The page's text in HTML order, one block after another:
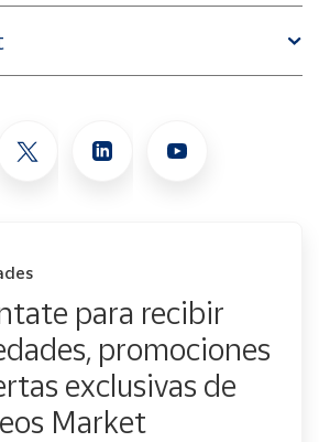
para recibir
promociones
exclusivas de
Market